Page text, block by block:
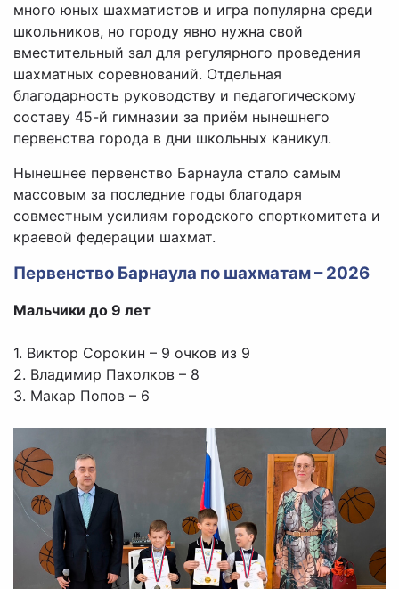
много юных шахматистов и игра популярна среди
школьников, но городу явно нужна свой
вместительный зал для регулярного проведения
шахматных соревнований. Отдельная
благодарность руководству и педагогическому
составу 45-й гимназии за приём нынешнего
первенства города в дни школьных каникул.
Нынешнее первенство Барнаула стало самым
массовым за последние годы благодаря
совместным усилиям городского спорткомитета и
краевой федерации шахмат.
Первенство Барнаула по шахматам – 2026
Мальчики до 9 лет
1. Виктор Сорокин – 9 очков из 9
2. Владимир Пахолков – 8
3. Макар Попов – 6